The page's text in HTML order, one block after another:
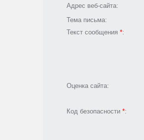
Адрес веб-сайта:
Тема письма:
Текст сообщения *:
Оценка сайта:
Код безопасности *: